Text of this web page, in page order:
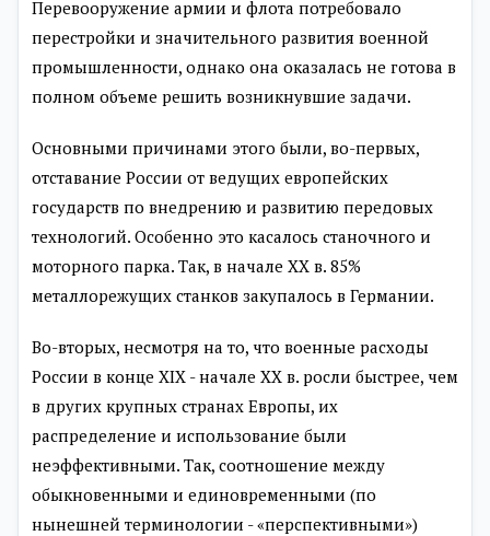
Перевооружение армии и флота потребовало
перестройки и значительного развития военной
промышленности, однако она оказалась не готова в
полном объеме решить возникнувшие задачи.
Основными причинами этого были, во-первых,
отставание России от ведущих европейских
государств по внедрению и развитию передовых
технологий. Особенно это касалось станочного и
моторного парка. Так, в начале XX в. 85%
металлорежущих станков закупалось в Германии.
Во-вторых, несмотря на то, что военные расходы
России в конце XIX - начале XX в. росли быстрее, чем
в других крупных странах Европы, их
распределение и использование были
неэффективными. Так, соотношение между
обыкновенными и единовременными (по
нынешней терминологии - «перспективными»)